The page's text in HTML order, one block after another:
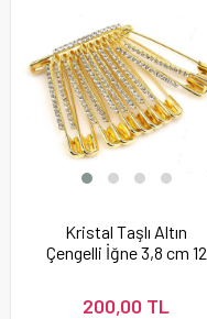
Kristal Taşlı Altın
Çengelli İğne 3,8 cm 12
200,00 TL